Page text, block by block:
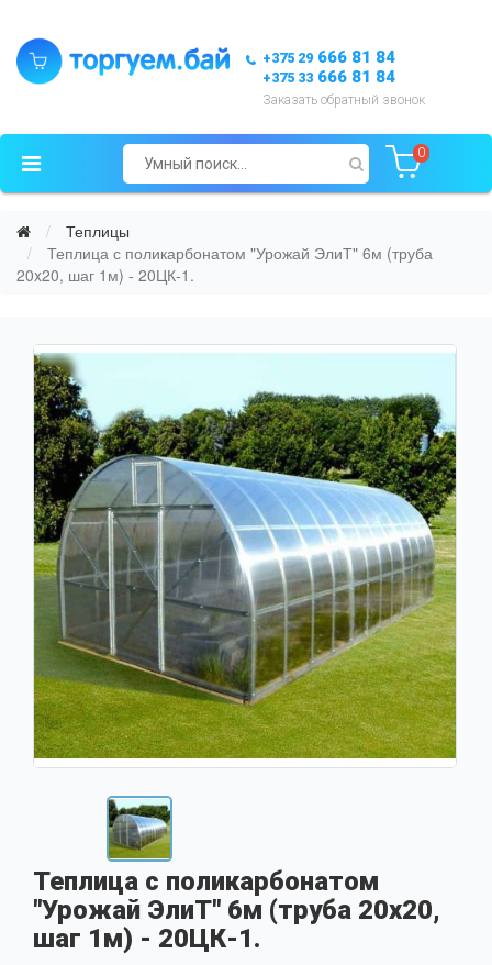
+375 29 666 81 84
+375 33 666 81 84
Заказать обратный звонок
0
Теплицы
Теплица с поликарбонатом "Урожай ЭлиТ" 6м (труба
20x20, шаг 1м) - 20ЦК-1.
Теплица с поликарбонатом
"Урожай ЭлиТ" 6м (труба 20x20,
шаг 1м) - 20ЦК-1.